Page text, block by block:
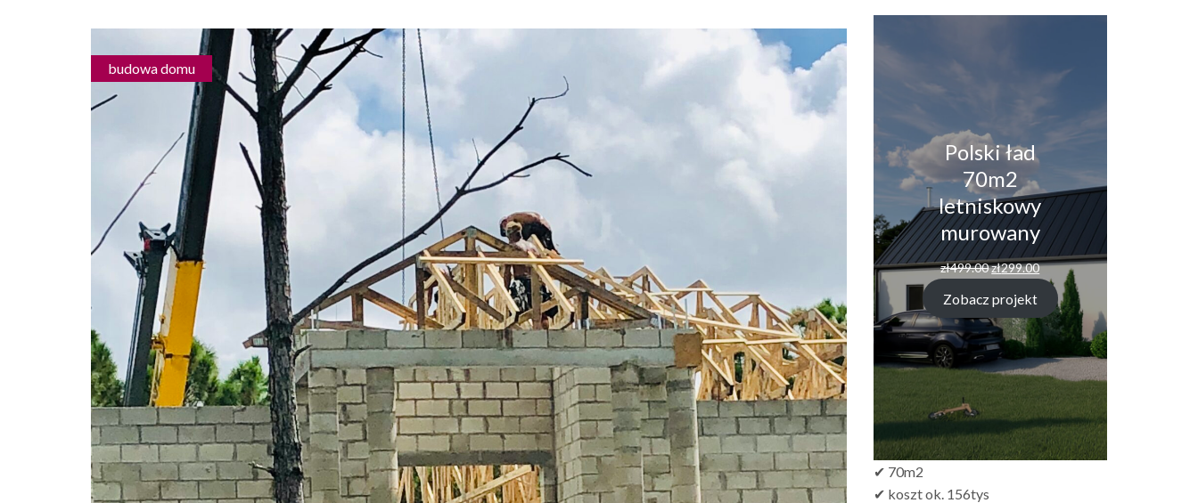
budowa domu
Polski ład
70m2
letniskowy
murowany
zł499.00Pierwotna
cena
wynosiła:
zł499.00.
zł299.00Aktualna
cena
wynosi:
zł299.00.
Zobacz projekt
✔ 70m2
✔ koszt ok. 156tys